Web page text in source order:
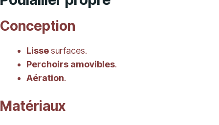
Conception
Lisse surfaces.
Perchoirs amovibles.
Aération.
Matériaux